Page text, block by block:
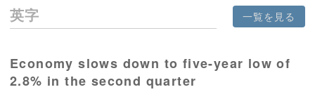
英字 一覧を見る
Economy slows down to five-year low of
2.8% in the second quarter